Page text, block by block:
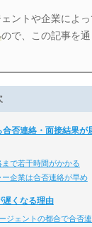
ントや企業によ
ので、この記事を
否連絡・面接結果が
で若干時間がかかる
企業は合否連絡が早め
遅くなる理由
ジェントの都合で合否